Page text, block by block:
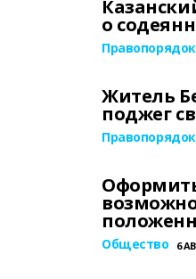
о
Правопорядок
Житель
поджег
Правопорядок
Общество 6